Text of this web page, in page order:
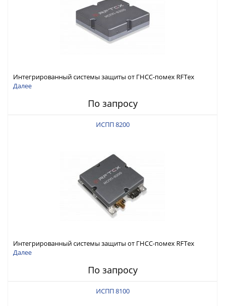
Интегрированный системы защиты от ГНСС-помех RFТех
ИСПП 8300
Далее
По запросу
ИСПП 8200
Интегрированный системы защиты от ГНСС-помех RFТех
ИСПП 8200
Далее
По запросу
ИСПП 8100